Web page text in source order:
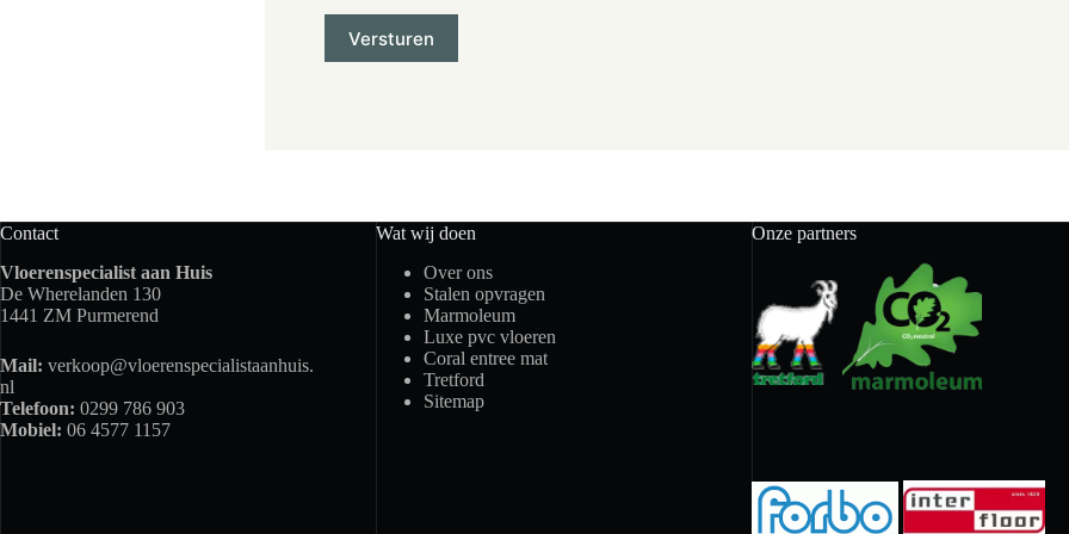
Contact
Vloerenspecialist aan Huis
De Wherelanden 130
1441 ZM Purmerend
Mail: verkoop@vloerenspecialistaanhuis.
nl
Telefoon: 0299 786 903
Mobiel: 06 4577 1157
Wat wij doen
Over ons
Stalen opvragen
Marmoleum
Luxe pvc vloeren
Coral entree mat
Tretford
Sitemap
Onze partners